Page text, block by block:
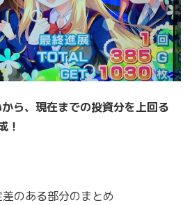
ら、現在までの投資分を上回る
！
のある部分のまとめ